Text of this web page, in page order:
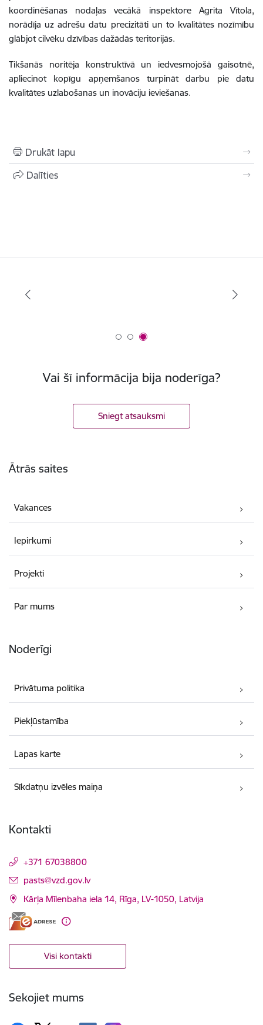
koordinēšanas nodaļas vecākā inspektore Agrita Vītola,
norādīja uz adrešu datu precizitāti un to kvalitātes nozīmību
glābjot cilvēku dzīvības dažādās teritorijās.
Tikšanās noritēja konstruktīvā un iedvesmojošā gaisotnē,
apliecinot kopīgu apņemšanos turpināt darbu pie datu
kvalitātes uzlabošanas un inovāciju ieviešanas.
Drukāt lapu
Dalīties
Vai šī informācija bija noderīga?
Sniegt atsauksmi
Ātrās saites
Vakances
Iepirkumi
Projekti
Par mums
Noderīgi
Privātuma politika
Piekļūstamība
Lapas karte
Sīkdatņu izvēles maiņa
Kontakti
+371 67038800
E-pasts:
pasts@vzd.gov.lv
Kārļa Mīlenbaha iela 14, Rīga, LV-1050, Latvija
Visi kontakti
Sekojiet mums